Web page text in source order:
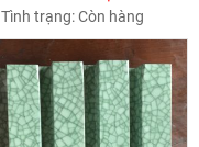
Tình trạng:Còn hàng